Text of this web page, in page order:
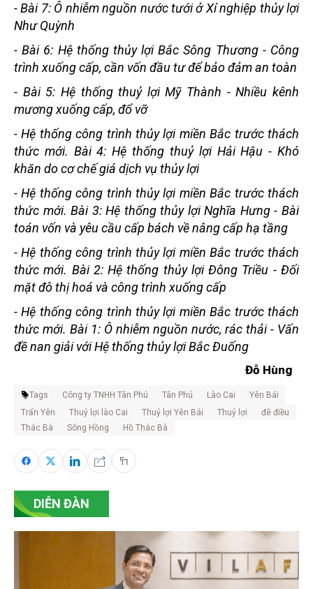
-Bài 7: Ô nhiễm nguồn nước tưới ở Xí nghiệp thủy lợi
Như Quỳnh
-Bài 6: Hệ thống thủy lợi Bắc Sông Thương - Công
trình xuống cấp, cần vốn đầu tư để bảo đảm an toàn
- Bài 5: Hệ thống thuỷ lợi Mỹ Thành - Nhiều kênh
mương xuống cấp, đổ vỡ
-Hệ thống công trình thủy lợi miền Bắc trước thách
thức mới. Bài 4: Hệ thống thuỷ lợi Hải Hậu - Khó
khăn do cơ chế giá dịch vụ thủy lợi
-Hệ thống công trình thủy lợi miền Bắc trước thách
thức mới. Bài 3: Hệ thống thủy lợi Nghĩa Hưng - Bài
toán vốn và yêu cầu cấp bách về nâng cấp hạ tầng
-Hệ thống công trình thủy lợi miền Bắc trước thách
thức mới. Bài 2: Hệ thống thủy lợi Đông Triều - Đối
mặt đô thị hoá và công trình xuống cấp
-Hệ thống công trình thủy lợi miền Bắc trước thách
thức mới. Bài 1: Ô nhiễm nguồn nước, rác thải - Vấn
đề nan giải với Hệ thống thủy lợi Bắc Đuống
Đỗ Hùng
Tags Công ty TNHH Tân Phú Tân Phú Lào Cai
Yên Bái
Trấn Yên
Thuỷ lợi lào Cai Thuỷ lợi Yên Bái Thuỷ lợi
đê điều
Thác Bà
Sông Hồng Hồ Thác Bà
DIỄN ĐÀN